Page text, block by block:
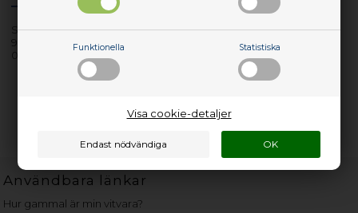
Funktionella Statistiska
Visa cookie-detaljer
SK7604
947940013
00
Användbara länkar
Hur gammal är min vitvara?